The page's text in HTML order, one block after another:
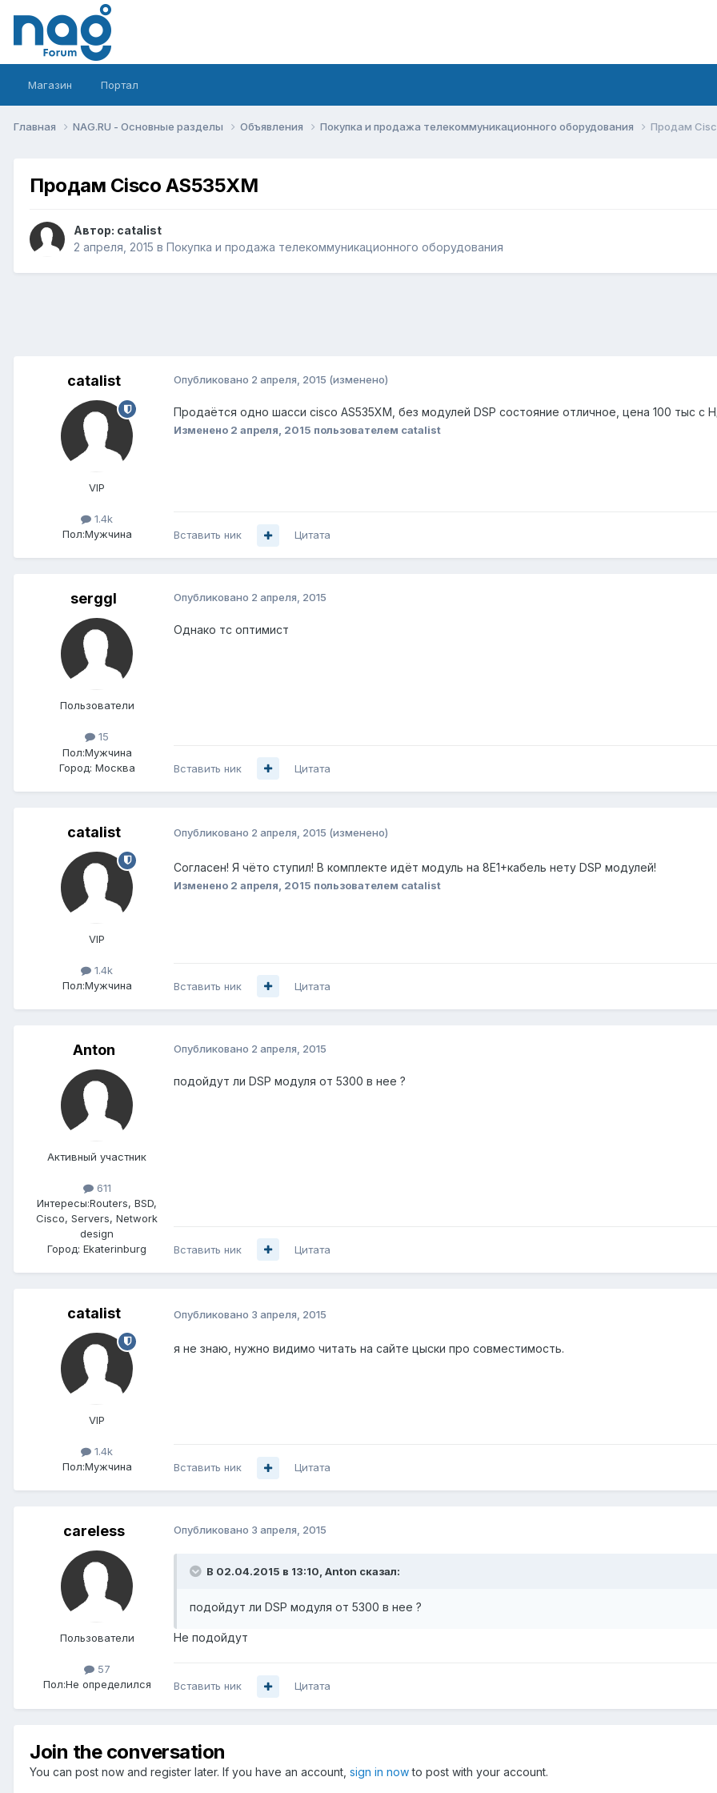
Магазин Портал
Главная NAG.RU - Основные разделы Объявления Покупка и продажа телекоммуникационного оборудования Продам
Продам Cisco AS535XM
Автор: catalist
2 апреля, 2015 в Покупка и продажа телекоммуникационного оборудования
catalist
VIP
1.4k
Пол:Мужчина
Опубликовано 2 апреля, 2015 (изменено)
Продаётся одно шасси cisco AS535XM, без модулей DSP состояние отличное, цена 100 тыс с
Изменено 2 апреля, 2015 пользователем catalist
Вставить ник Цитата
serggl
Пользователи
15
Пол:Мужчина
Город: Москва
Опубликовано 2 апреля, 2015
Однако тс оптимист
Вставить ник Цитата
catalist
VIP
1.4k
Пол:Мужчина
Опубликовано 2 апреля, 2015 (изменено)
Согласен! Я чёто ступил! В комплекте идёт модуль на 8Е1+кабель нету DSP модулей!
Изменено 2 апреля, 2015 пользователем catalist
Вставить ник Цитата
Anton
Активный участник
611
Интересы:Routers, BSD,
Cisco, Servers, Network
design
Город: Ekaterinburg
Опубликовано 2 апреля, 2015
подойдут ли DSP модуля от 5300 в нее ?
Вставить ник Цитата
catalist
VIP
1.4k
Пол:Мужчина
Опубликовано 3 апреля, 2015
я не знаю, нужно видимо читать на сайте цыски про совместимость.
Вставить ник Цитата
careless
Пользователи
57
Пол:Не определился
Опубликовано 3 апреля, 2015
В 02.04.2015 в 13:10, Anton сказал:
подойдут ли DSP модуля от 5300 в нее ?
Не подойдут
Вставить ник Цитата
Join the conversation
You can post now and register later. If you have an account, sign in nowto post with your account.